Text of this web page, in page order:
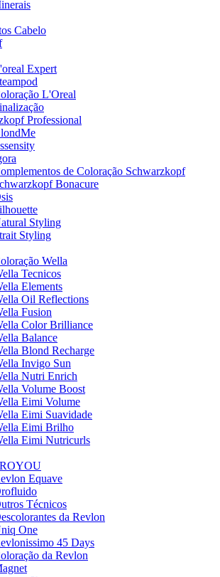
Cabelo
Expert
L'Oreal
Professional
de Coloração Schwarzkopf
Bonacure
Styling
Styling
Wella
Tecnicos
Elements
Oil Reflections
Fusion
Color Brilliance
Balance
Blond Recharge
Invigo Sun
Nutri Enrich
Volume Boost
Eimi Volume
Eimi Suavidade
Eimi Brilho
Eimi Nutricurls
Equave
Técnicos
da Revlon
One
45 Days
da Revlon